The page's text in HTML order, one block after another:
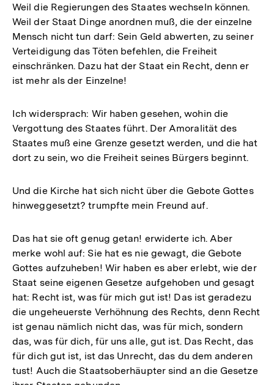
Weil die Regierungen des Staates wechseln können.
Weil der Staat Dinge anordnen muß, die der einzelne
Mensch nicht tun darf: Sein Geld abwerten, zu seiner
Verteidigung das Töten befehlen, die Freiheit
einschränken. Dazu hat der Staat ein Recht, denn er
ist mehr als der Einzelne!
Ich widersprach: Wir haben gesehen, wohin die
Vergottung des Staates führt. Der Amoralität des
Staates muß eine Grenze gesetzt werden, und die hat
dort zu sein, wo die Freiheit seines Bürgers beginnt.
Und die Kirche hat sich nicht über die Gebote Gottes
hinweggesetzt? trumpfte mein Freund auf.
Das hat sie oft genug getan! erwiderte ich. Aber
merke wohl auf: Sie hat es nie gewagt, die Gebote
Gottes aufzuheben! Wir haben es aber erlebt, wie der
Staat seine eigenen Gesetze aufgehoben und gesagt
hat: Recht ist, was für mich gut ist! Das ist geradezu
die ungeheuerste Verhöhnung des Rechts, denn Recht
ist genau nämlich nicht das, was für mich, sondern
das, was für dich, für uns alle, gut ist. Das Recht, das
für dich gut ist, ist das Unrecht, das du dem anderen
tust! Auch die Staatsoberhäupter sind an die Gesetze